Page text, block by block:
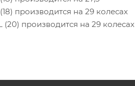
производится на 29 колесах
(20) производится на 29 колесах